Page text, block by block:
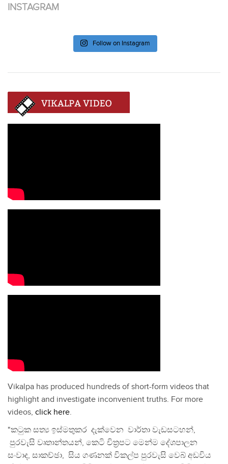
INSTAGRAM
Follow on Instagram
Vikalpa has produced hundreds of short-form videos that
highlight and investigate inconvenient truths. For more
videos, click here.
"කටුක සත්‍ය ඉස්මතුකර දැක්වෙන වාර්තා වැඩසටහන්,
පුරවැසි වෘතාන්තයන්, කෙටි චිත්‍රපට මෙන්ම දේශපාලන
සංවාද, සාකච්ඡා, සිය ගණනක් විකල්ප පුරවැසි වෙබ් අඩවිය